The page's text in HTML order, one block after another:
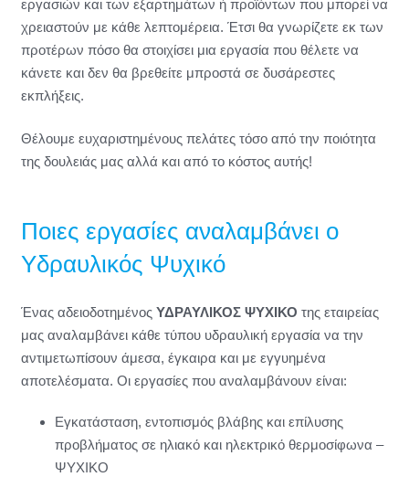
εργασιών και των εξαρτημάτων ή προϊόντων που μπορεί να
χρειαστούν με κάθε λεπτομέρεια. Έτσι θα γνωρίζετε εκ των
προτέρων πόσο θα στοιχίσει μια εργασία που θέλετε να
κάνετε και δεν θα βρεθείτε μπροστά σε δυσάρεστες
εκπλήξεις.
Θέλουμε ευχαριστημένους πελάτες τόσο από την ποιότητα
της δουλειάς μας αλλά και από το κόστος αυτής!
Ποιες εργασίες αναλαμβάνει ο
Υδραυλικός Ψυχικό
Ένας αδειοδοτημένος ΥΔΡΑΥΛΙΚΟΣ ΨΥΧΙΚΟ της εταιρείας
μας αναλαμβάνει κάθε τύπου υδραυλική εργασία να την
αντιμετωπίσουν άμεσα, έγκαιρα και με εγγυημένα
αποτελέσματα. Οι εργασίες που αναλαμβάνουν είναι:
Εγκατάσταση, εντοπισμός βλάβης και επίλυσης
προβλήματος σε ηλιακό και ηλεκτρικό θερμοσίφωνα –
ΨΥΧΙΚΟ